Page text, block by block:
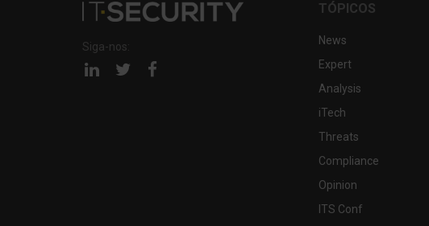
Siga-nos:
Página Página
TÓPICOS
News
Expert
Analysis
iTech
Threats
Compliance
Opinion
ITS Conf